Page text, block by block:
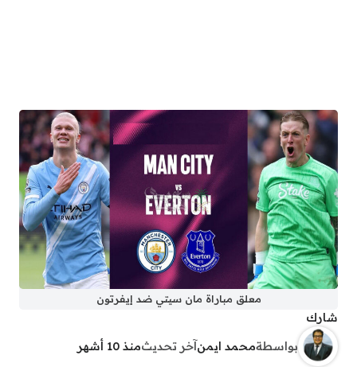
معلق مباراة مان سيتي ضد إيفرتون
شارك
بواسطةمحمد ايمنآخر تحديثمنذ 10 أشهر